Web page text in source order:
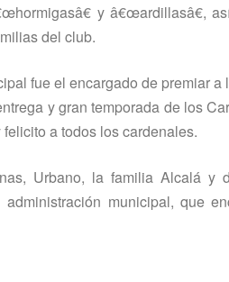
y â€œardillasâ€,
del club.
fue el encargado de premiar
y gran temporada de los
a todos los cardenales.
Urbano, la familia Alcalá y
municipal, que